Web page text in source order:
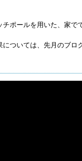
チポールを用いた、家で
ついては、先月のブロ